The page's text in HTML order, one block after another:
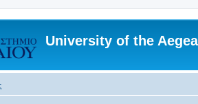
University of the